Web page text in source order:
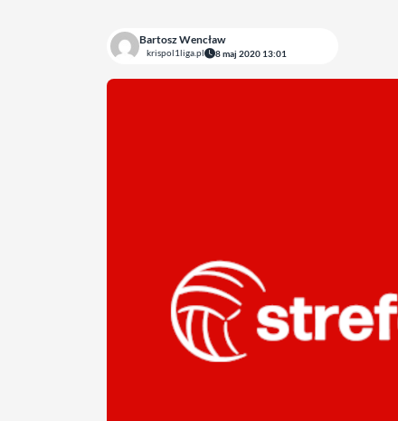
Bartosz Wencław
krispol1liga.pl 8 maj 2020 13:01